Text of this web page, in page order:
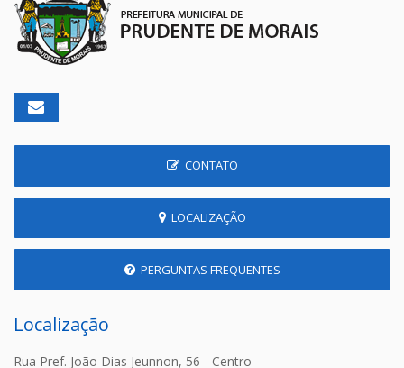
CONTATO
LOCALIZAÇÃO
PERGUNTAS FREQUENTES
Localização
Rua Pref. João Dias Jeunnon, 56 - Centro